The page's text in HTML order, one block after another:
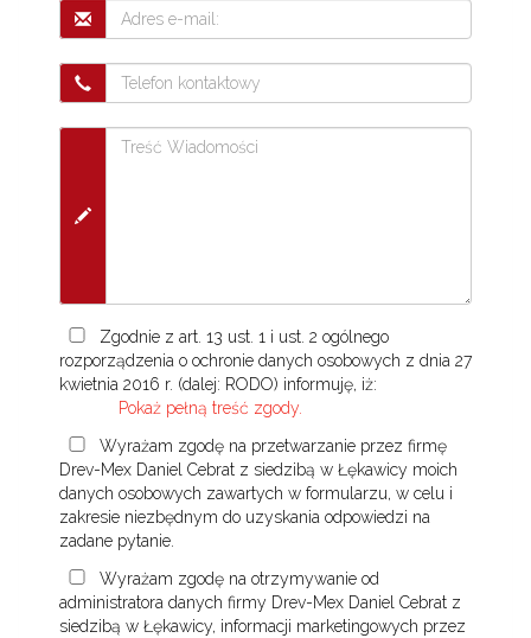
Zgodnie z art. 13 ust. 1 i ust. 2 ogólnego
rozporządzenia o ochronie danych osobowych z dnia 27
kwietnia 2016 r. (dalej: RODO) informuję, iż:
Pokaż pełną treść zgody.
Wyrażam zgodę na przetwarzanie przez firmę
Drev-Mex Daniel Cebrat z siedzibą w Łękawicy moich
danych osobowych zawartych w formularzu, w celu i
zakresie niezbędnym do uzyskania odpowiedzi na
zadane pytanie.
Wyrażam zgodę na otrzymywanie od
administratora danych firmy Drev-Mex Daniel Cebrat z
siedzibą w Łękawicy, informacji marketingowych przez